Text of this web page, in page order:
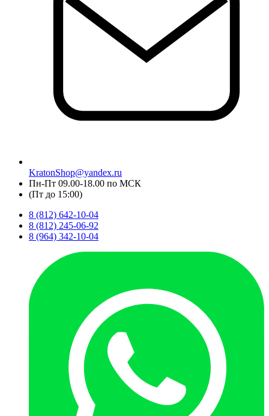
KratonShop@yandex.ru
Пн-Пт 09.00-18.00 по МСК
(Пт до 15:00)
8 (812) 642-10-04
8 (812) 245-06-92
8 (964) 342-10-04